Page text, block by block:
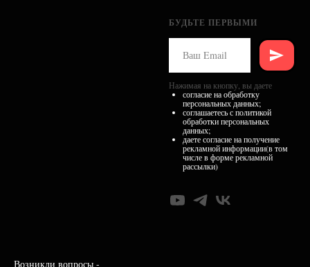
БУДЬТЕ ПЕРВЫМИ
Нажимая на кнопку, вы даете
согласие на обработку
персональных данных;
соглашаетесь сполитикой
обработки персональных
данных;
даете согласие на получение
рекламной информации(в том
числе в форме рекламной
рассылки)
Возникли вопросы -